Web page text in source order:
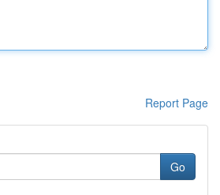
Report Page
Go